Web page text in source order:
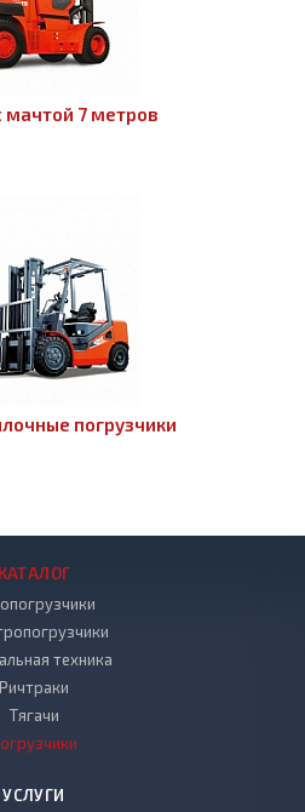
мачтой 7 метров
погрузчики
КАТАЛОГ
техника
Ричтраки
Тягачи
УСЛУГИ